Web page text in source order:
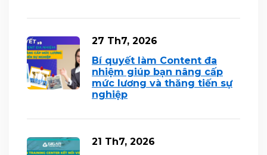
27 Th7, 2026
Bí quyết làm Content đa
nhiệm giúp bạn nâng cấp
mức lương và thăng tiến sự
nghiệp
21 Th7, 2026